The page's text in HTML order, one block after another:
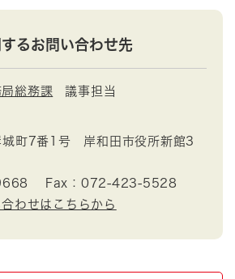
るお問い合わせ先
総務課 議事担当
城町7番1号 岸和田市役所新館3
Fax：072-423-5528
わせはこちらから